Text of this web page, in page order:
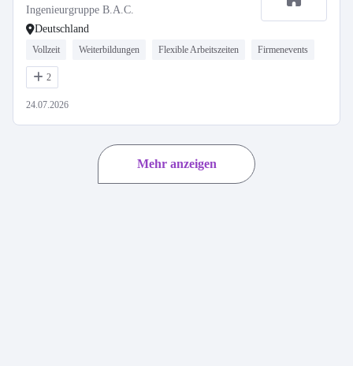
Ingenieurgruppe B.A.C.
Deutschland
Vollzeit Weiterbildungen Flexible Arbeitszeiten Firmenevents
2
24.07.2026
Mehr anzeigen